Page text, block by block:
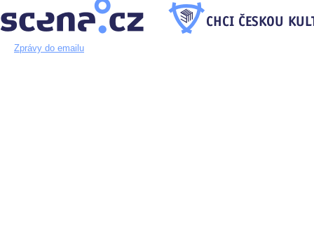
Zprávy do emailu